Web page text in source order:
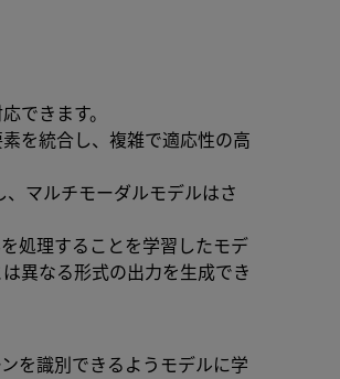
できます。
を統合し、複雑で適応性の高
マルチモーダルモデルはさ
処理することを学習したモデ
異なる形式の出力を生成でき
を識別できるようモデルに学